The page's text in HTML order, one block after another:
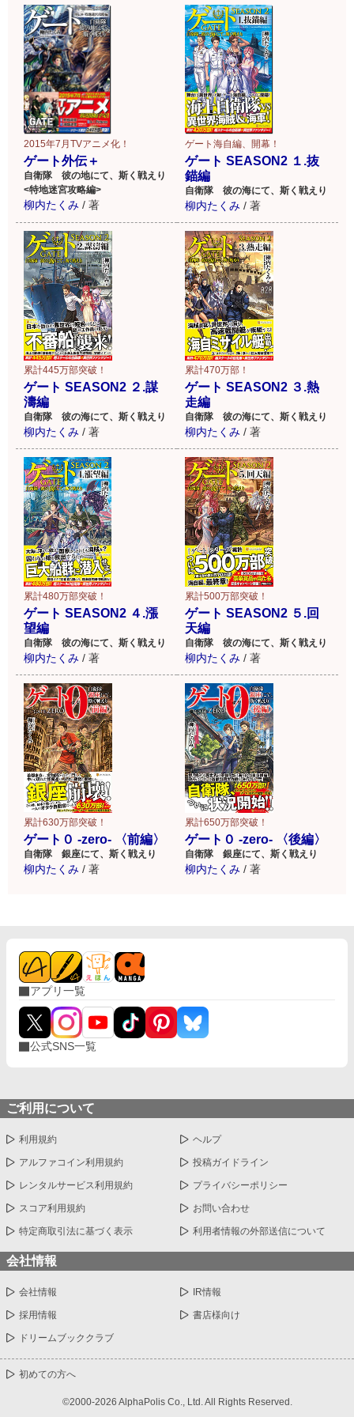
2015年7月TVアニメ化！
ゲート外伝＋
自衛隊 彼の地にて、斯く戦えり
<特地迷宮攻略編>
柳内たくみ / 著
ゲート海自編、開幕！
ゲート SEASON2 １.抜
錨編
自衛隊 彼の海にて、斯く戦えり
柳内たくみ / 著
累計445万部突破！
ゲート SEASON2 ２.謀
濤編
自衛隊 彼の海にて、斯く戦えり
柳内たくみ / 著
累計470万部！
ゲート SEASON2 ３.熱
走編
自衛隊 彼の海にて、斯く戦えり
柳内たくみ / 著
累計480万部突破！
ゲート SEASON2 ４.漲
望編
自衛隊 彼の海にて、斯く戦えり
柳内たくみ / 著
累計500万部突破！
ゲート SEASON2 ５.回
天編
自衛隊 彼の海にて、斯く戦えり
柳内たくみ / 著
累計630万部突破！
ゲート０ -zero- 〈前編〉
自衛隊 銀座にて、斯く戦えり
柳内たくみ / 著
累計650万部突破！
ゲート０ -zero- 〈後編〉
自衛隊 銀座にて、斯く戦えり
柳内たくみ / 著
アプリ一覧
公式SNS一覧
ご利用について
利用規約 ヘルプ
アルファコイン利用規約 投稿ガイドライン
レンタルサービス利用規約 プライバシーポリシー
スコア利用規約 お問い合わせ
特定商取引法に基づく表示 利用者情報の外部送信について
会社情報
会社情報 IR情報
採用情報 書店様向け
ドリームブッククラブ
初めての方へ
©2000-2026 AlphaPolis Co., Ltd. All Rights Reserved.